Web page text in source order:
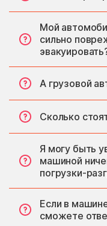
Мой
сильно
А грузовой
Сколько
Я могу быть
машиной
погрузки-
Если в
сможете